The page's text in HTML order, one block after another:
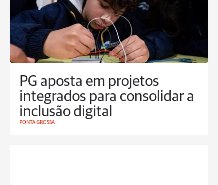
PG aposta em projetos
integrados para consolidar a
inclusão digital
PONTA GROSSA